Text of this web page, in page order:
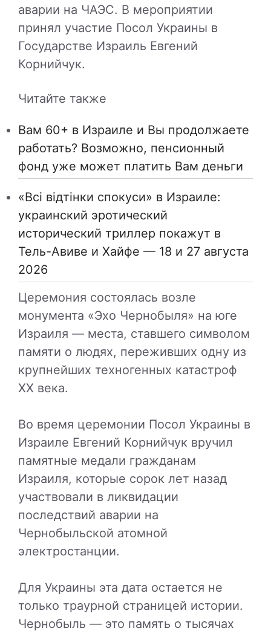
аварии на ЧАЭС. В мероприятии
принял участие Посол Украины в
Государстве Израиль Евгений
Корнийчук.
Читайте также
Вам 60+ в Израиле и Вы продолжаете
работать? Возможно, пенсионный
фонд уже может платить Вам деньги
«Всі відтінки спокуси» в Израиле:
украинский эротический
исторический триллер покажут в
Тель-Авиве и Хайфе — 18 и 27 августа
2026
Церемония состоялась возле
монумента «Эхо Чернобыля» на юге
Израиля — места, ставшего символом
памяти о людях, переживших одну из
крупнейших техногенных катастроф
XX века.
Во время церемонии Посол Украины в
Израиле Евгений Корнийчук вручил
памятные медали гражданам
Израиля, которые сорок лет назад
участвовали в ликвидации
последствий аварии на
Чернобыльской атомной
электростанции.
Для Украины эта дата остается не
только траурной страницей истории.
Чернобыль — это память о тысячах